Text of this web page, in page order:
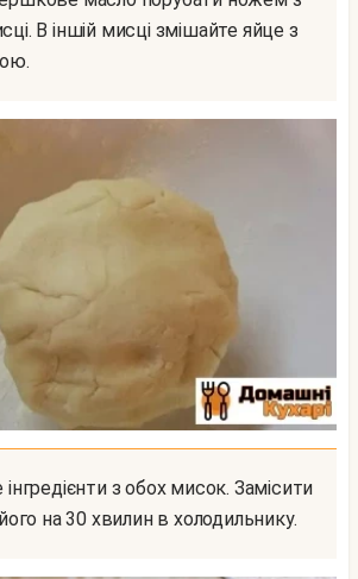
В іншій мисці змішайте яйце з
на 30 хвилин в холодильнику.